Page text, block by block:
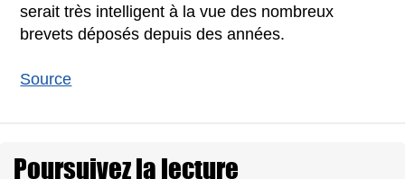
serait très intelligent à la vue des nombreux
brevets déposés depuis des années.
Source
Poursuivez la lecture